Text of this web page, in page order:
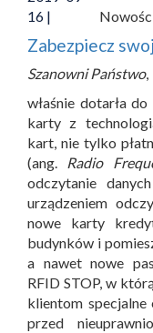
16 |
Zabezpiecz
Szanowni Państwo,
właśnie dotarła
karty z
kart, nie tylko
(ang. Radio
odczytanie
urządzeniem
nowe karty
budynków i
a nawet nowe
RFID STOP, w
klientom
przed